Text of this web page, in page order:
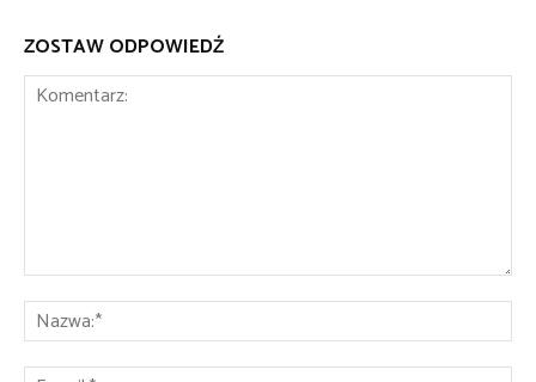
ZOSTAW ODPOWIEDŹ